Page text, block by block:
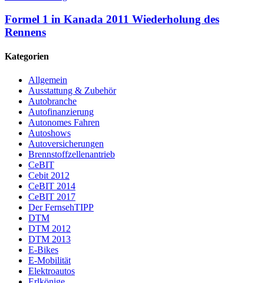
Formel 1 in Kanada 2011 Wiederholung des
Rennens
Kategorien
Allgemein
Ausstattung & Zubehör
Autobranche
Autofinanzierung
Autonomes Fahren
Autoshows
Autoversicherungen
Brennstoffzellenantrieb
CeBIT
Cebit 2012
CeBIT 2014
CeBIT 2017
Der FernsehTIPP
DTM
DTM 2012
DTM 2013
E-Bikes
E-Mobilität
Elektroautos